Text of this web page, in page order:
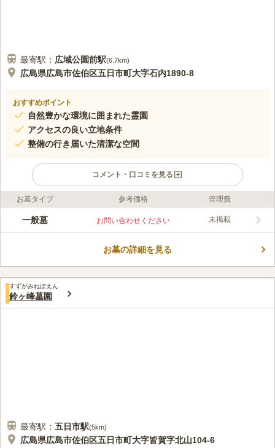
最寄駅： 広域公園前駅(6.7km)
広島県広島市佐伯区五日市町大字石内1890-8
おすすめポイント
自然豊かな環境に囲まれた霊園
アクセスの良い立地条件
整備の行き届いた清潔な空間
コメント・口コミを見る
口コミ評価
この霊園はまだ誰からも評価されていません。
お墓タイプ 参考価格 管理費
一般墓 お問い合わせください 未掲載
お墓の詳細を見る
すずがみねぼえん
鈴ヶ峰墓園
最寄駅： 五日市駅(5km)
広島県広島市佐伯区五日市町大字皆賀字北山104-6